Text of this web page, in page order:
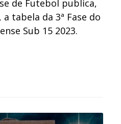
de Futebol publica,
tabela da 3ª Fase do
Sub 15 2023.